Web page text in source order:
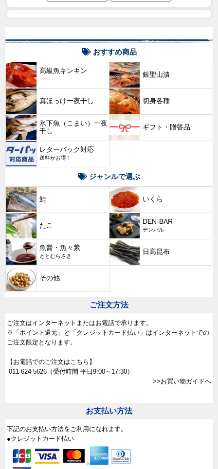
おすすめ商品
高級魚キンキン
New
銀聖山漬
真ほっけ一夜干し 切身各種
氷下魚（こまい）一夜
干し
ギフト・贈答品
レターパック対応
送料がお得！
ジャンルで選ぶ
鮭 いくら
たこ
DEN-BAR
デンバル
魚醤・魚々紫
ととむらさき
日高昆布
その他
ご注文方法
ご注文はインターネットまたはお電話で承ります。
※「ポイント還元」と「クレジットカード払い」はインターネットでの
ご注文限定となります。
【お電話でのご注文はこちら】
011-624-5626 （受付時間 平日9:00～17:30）
>>お買い物ガイドへ
お支払い方法
下記のお支払い方法をご利用になれます。
●クレジットカード払い